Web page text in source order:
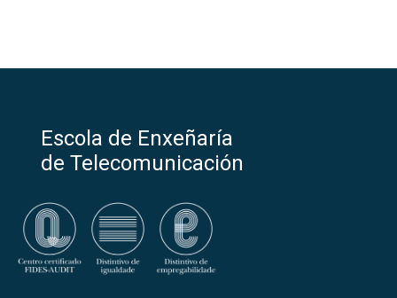
Escola de Enxeñaría
de Telecomunicación